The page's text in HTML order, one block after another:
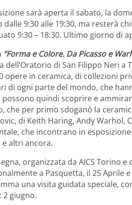
sarà aperta il sabato, la
dalle 9:30 alle 19:30, ma resterà
9:30 – 18:30. Ultimo giorno di
“Forma e Colore. Da Picasso e
dell’Oratorio di San Filippo Neri
opere in ceramica, di collezioni
di ogni parte del mondo, che
possono quindi scoprire e
che per primo sdoganò la
di Keith Haring, Andy Warhol,
che incontrano in
e altri ancora.
organizzata da AICS Torino
a Pasquetta, il 25 Aprile
una visita guidata speciale,
2 giugno.